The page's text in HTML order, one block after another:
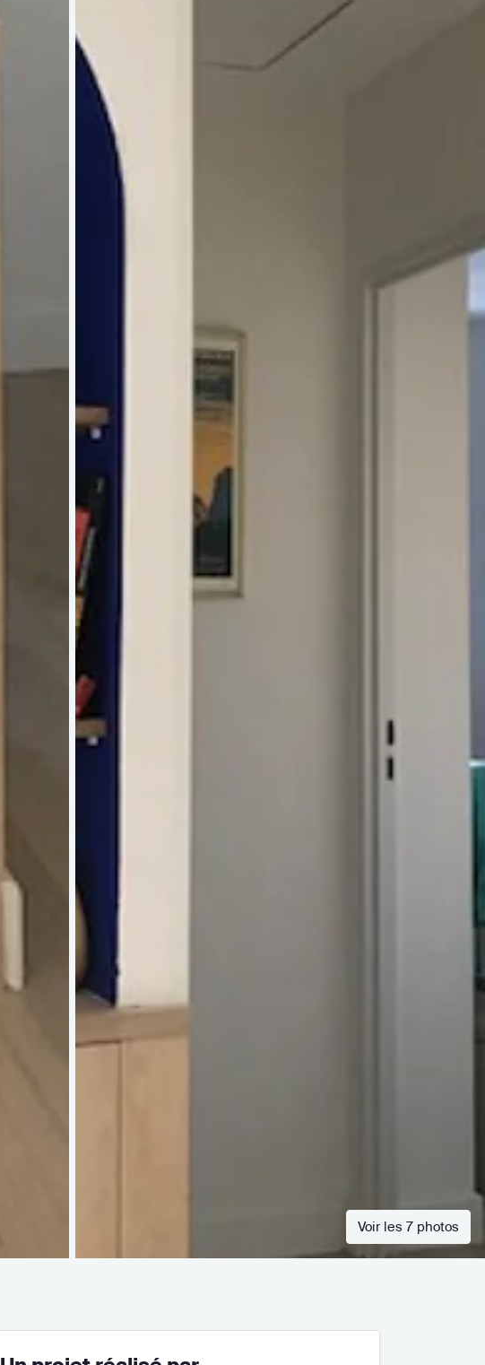
Voir les 7 photos